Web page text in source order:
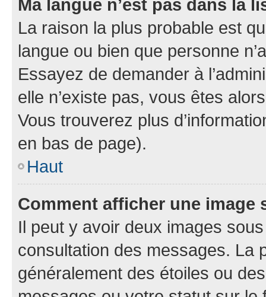
Ma langue n’est pas dans la
La raison la plus probable est
langue ou bien que personne
Essayez de demander à
elle n’existe pas, vous êtes
Vous trouverez plus
en bas de page).
Haut
Comment afficher une image
Il peut y avoir deux images
consultation des messages. La
généralement des étoiles ou